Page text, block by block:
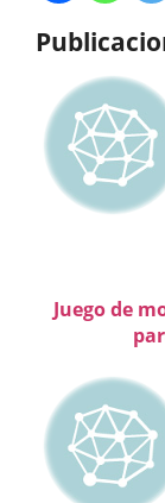
Juego de